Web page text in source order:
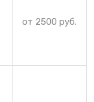
от 2500 руб.